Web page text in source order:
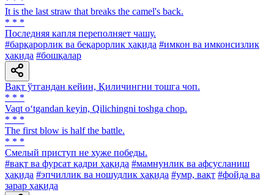
It is the last straw that breaks the camel's back.
* * *
Последняя капля переполняет чашу.
#барқарорлик ва беқарорлик ҳақида #имкон ва имконсизлик
ҳақида #бошқалар
Вақт ўтгандан кейин, Қиличингни тошга чоп.
* * *
Vaqt o‘tgandan keyin, Qilichingni toshga chop.
* * *
The first blow is half the battle.
* * *
Смелый приступ не хуже победы.
#вақт ва фурсат қадри ҳақида #мамнунлик ва афсусланиш
ҳақида #эпчиллик ва ношудлик ҳақида #умр, вақт #фойда ва
зарар ҳақида